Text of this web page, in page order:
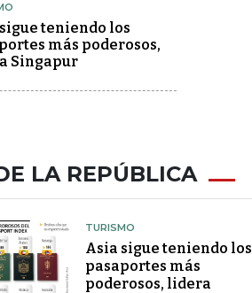
teniendo los
más poderosos,
Singapur
LA REPÚBLICA
TURISMO
Asia sigue teniendo los
pasaportes más
poderosos, lidera